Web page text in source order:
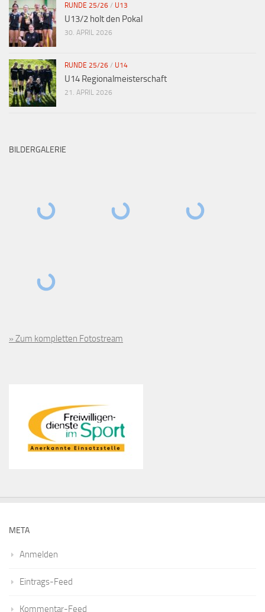
RUNDE 25/26 / U13
U13/2 holt den Pokal
30. APRIL 2026
RUNDE 25/26 / U14
U14 Regionalmeisterschaft
21. APRIL 2026
BILDERGALERIE
» Zum kompletten Fotostream
META
Anmelden
Eintrags-Feed
Kommentar-Feed